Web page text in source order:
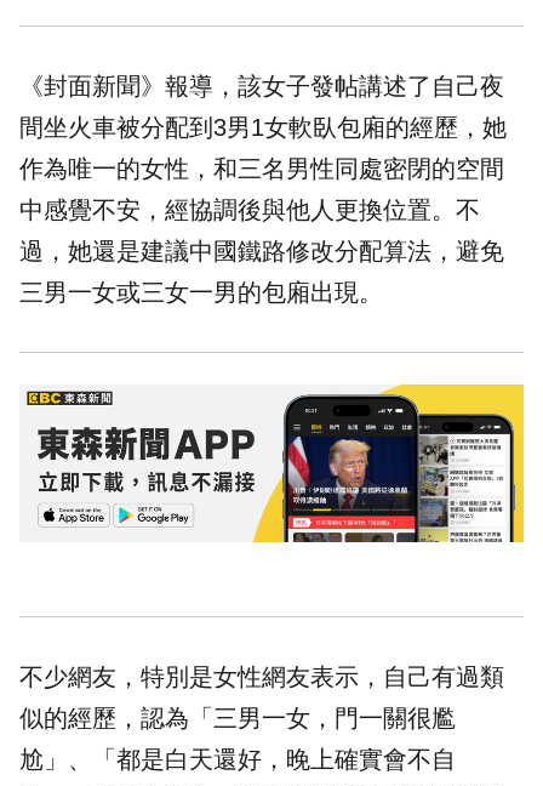
《封面新聞》報導，該女子發帖講述了自己夜
間坐火車被分配到3男1女軟臥包廂的經歷，她
作為唯一的女性，和三名男性同處密閉的空間
中感覺不安，經協調後與他人更換位置。不
過，她還是建議中國鐵路修改分配算法，避免
三男一女或三女一男的包廂出現。
不少網友，特別是女性網友表示，自己有過類
似的經歷，認為「三男一女，門一關很尷
尬」、「都是白天還好，晚上確實會不自